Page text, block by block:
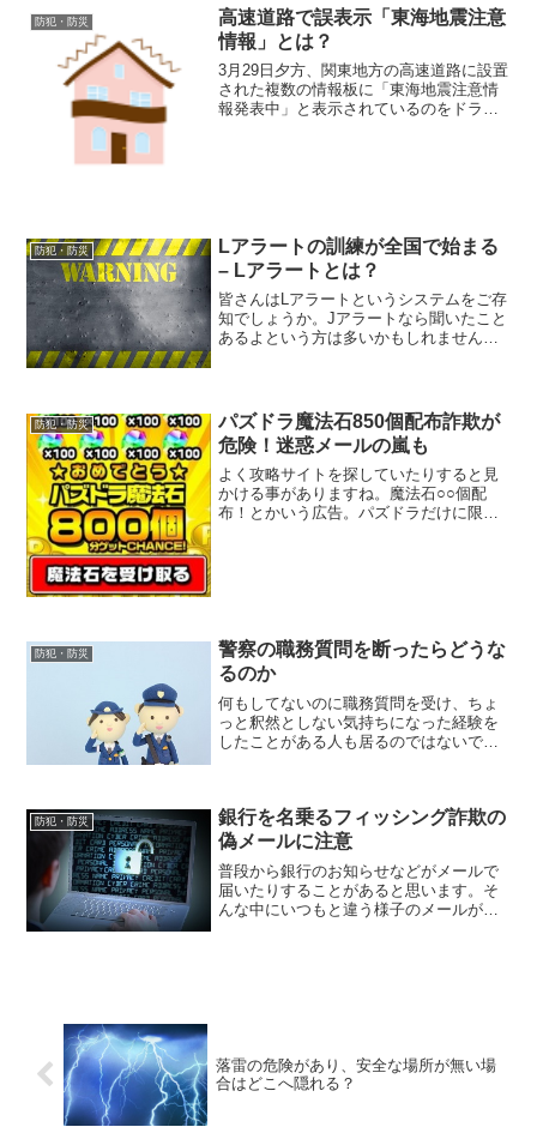
故が後を絶ちません。既に"名所"として
全国に名が通るほどになってしまいまし
た。
防犯・防災
高速道路で誤表示「東海地震注意
情報」とは？
3月29日夕方、関東地方の高速道路に設置
された複数の情報板に「東海地震注意情
報発表中」と表示されているのをドライ
防犯・防災
Lアラートの訓練が全国で始まる
– Lアラートとは？
皆さんはLアラートというシステムをご存
知でしょうか。Jアラートなら聞いたこと
あるよという方は多いかもしれません。
何なのでしょうか？
防犯・防災
パズドラ魔法石850個配布詐欺が
危険！迷惑メールの嵐も
よく攻略サイトを探していたりすると見
かける事がありますね。魔法石○○個配
布！とかいう広告。パズドラだけに限っ
防犯・防災
警察の職務質問を断ったらどうな
るのか
何もしてないのに職務質問を受け、ちょ
っと釈然としない気持ちになった経験を
したことがある人も居るのではないでし
防犯・防災
銀行を名乗るフィッシング詐欺の
偽メールに注意
普段から銀行のお知らせなどがメールで
届いたりすることがあると思います。そ
んな中にいつもと違う様子のメールが届
落雷の危険があり、安全な場所が無い場
合はどこへ隠れる？